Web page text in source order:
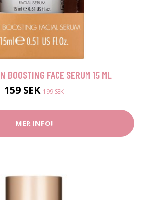
BOOSTING FACE SERUM 15 ML
159 SEK199 SEK
MER INFO!